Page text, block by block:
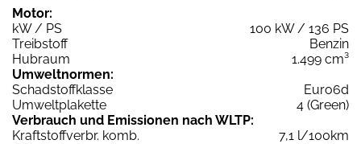
Motor:
kW / PS
100 kW / 136 PS
Treibstoff
Benzin
Hubraum
1.499 cm³
Umweltnormen:
Schadstoffklasse
Euro6d
Umweltplakette
4 (Green)
Verbrauch und Emissionen nach WLTP:
Kraftstoffverbr. komb.
7,1 l/100km